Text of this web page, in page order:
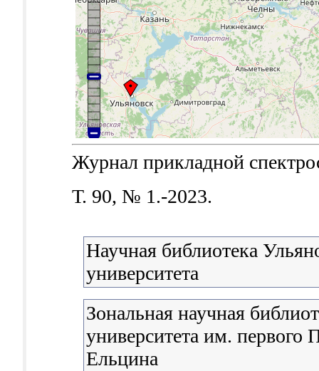
Журнал прикладной
Т. 90, № 1.-2023.
Научная библиотека
университета
Зональная научная
университета им. первого
Ельцина